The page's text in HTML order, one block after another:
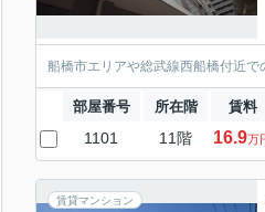
船橋市エリアや総武線西船橋付近で
部屋番号 所在階 賃料
1101 11階 16.9万
賃貸マンション